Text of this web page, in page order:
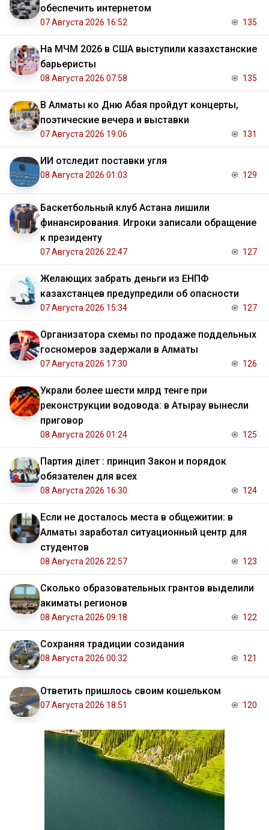
обеспечить интернетом
07 Августа 2026 16:52 135
На МЧМ 2026 в США выступили казахстанские
барьеристы
08 Августа 2026 07:58 135
В Алматы ко Дню Абая пройдут концерты,
поэтические вечера и выставки
07 Августа 2026 19:06 131
ИИ отследит поставки угля
08 Августа 2026 01:03 129
Баскетбольный клуб Астана лишили
финансирования. Игроки записали обращение
к президенту
07 Августа 2026 22:47 127
Желающих забрать деньги из ЕНПФ
казахстанцев предупредили об опасности
07 Августа 2026 15:34 127
Организатора схемы по продаже поддельных
госномеров задержали в Алматы
07 Августа 2026 17:30 126
Украли более шести млрд тенге при
реконструкции водовода: в Атырау вынесли
приговор
08 Августа 2026 01:24 125
Партия Әділет : принцип Закон и порядок
обязателен для всех
08 Августа 2026 16:30 124
Если не досталось места в общежитии: в
Алматы заработал ситуационный центр для
студентов
08 Августа 2026 22:57 123
Сколько образовательных грантов выделили
акиматы регионов
08 Августа 2026 09:18 122
Сохраняя традиции созидания
08 Августа 2026 00:32 121
Ответить пришлось своим кошельком
07 Августа 2026 18:51 120